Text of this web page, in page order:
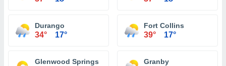
Durango
34° 17°
Fort Collins
39° 17°
Glenwood Springs Granby